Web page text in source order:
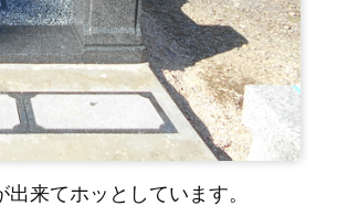
来てホッとしています。